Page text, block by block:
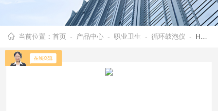
当前位置：首页 - 产品中心 -职业卫生 -循环鼓泡仪 - HX-YG200循环鼓泡仪 控温精确